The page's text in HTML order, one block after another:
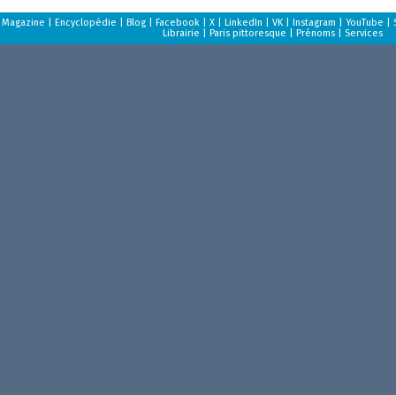
Magazine Encyclopédie Blog| Facebook| X| LinkedIn VK| Instagram YouTube
Librairie
Paris pittoresque Prénoms| Services